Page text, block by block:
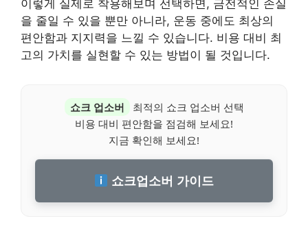
이렇게 실제로 착용해보며 선택하면, 금전적인 손실
을 줄일 수 있을 뿐만 아니라, 운동 중에도 최상의
편안함과 지지력을 느낄 수 있습니다. 비용 대비 최
고의 가치를 실현할 수 있는 방법이 될 것입니다.
쇼크 업소버
최적의 쇼크 업소버 선택
비용 대비 편안함을 점검해 보세요!
지금 확인해 보세요!
쇼크업소버 가이드